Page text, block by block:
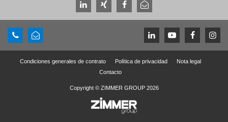
Condiciones generales de contrato Política de privacidad
Nota legal
Contacto
Copyright © ZIMMER GROUP 2026